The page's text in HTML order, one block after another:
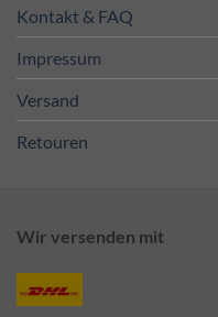
Kontakt & FAQ
Impressum
Versand
Retouren
Wir versenden mit